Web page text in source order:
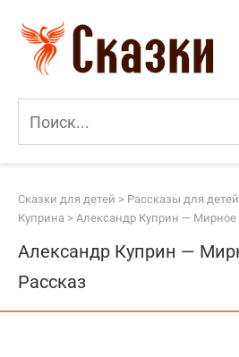
контенту
Сказки для детей > Рассказы для детей
Куприна > Александр Куприн —
Александр Куприн —
Рассказ